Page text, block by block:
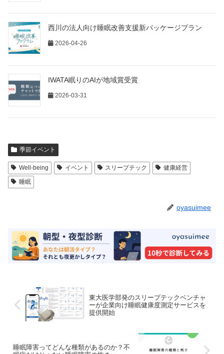
西川の法人向け睡眠改善支援新パッケージプラン
2026-04-26
IWATA眠りのAIが地域賞受賞
2026-03-31
季節イベント
Well-being イベント スリープテック
健康経営
睡眠
oyasuimee
東大医学部発のスリープテックベンチャ
ーが企業向け睡眠健康度測定サービスを
提供開始
睡眠障害ってどんな種類があるのか？不